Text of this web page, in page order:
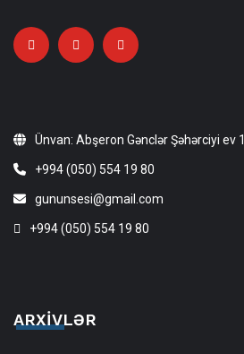
Ünvan: Abşeron Gənclər Şəhərciyi ev
+994 (050) 554 19 80
gununsesi@gmail.com
+994 (050) 554 19 80
ARXIVLƏR